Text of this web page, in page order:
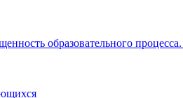
образовательного